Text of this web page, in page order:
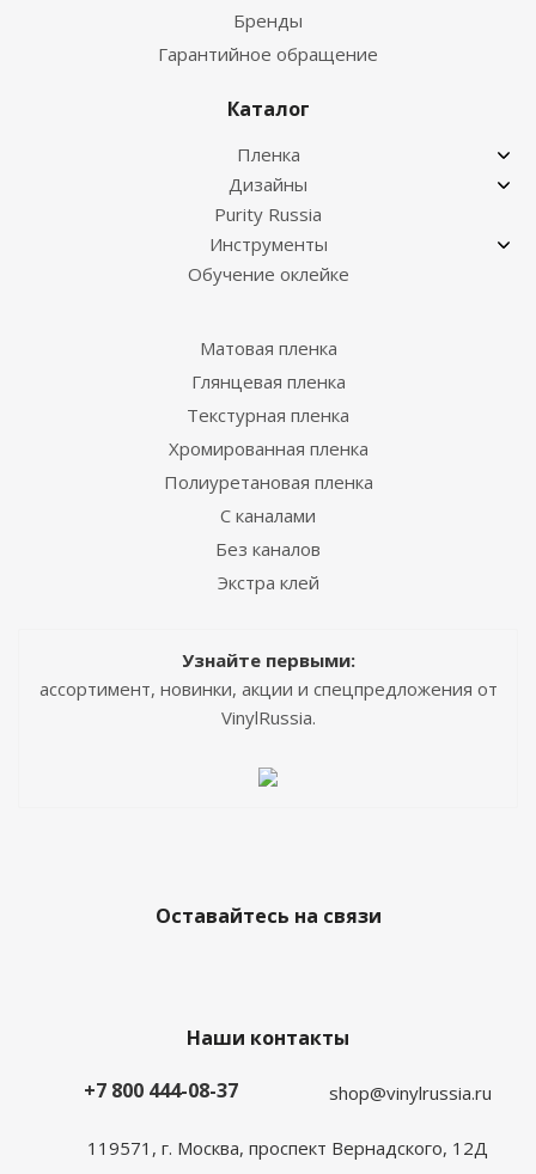
Бренды
Гарантийное обращение
Каталог
Пленка
Дизайны
Purity Russia
Инструменты
Обучение оклейке
Матовая пленка
Глянцевая пленка
Текстурная пленка
Хромированная пленка
Полиуретановая пленка
С каналами
Без каналов
Экстра клей
Узнайте первыми:
ассортимент, новинки, акции и спецпредложения от
VinylRussia.
Оставайтесь на связи
Наши контакты
+7 800 444-08-37
shop@vinylrussia.ru
119571, г. Москва, проспект Вернадского, 12Д